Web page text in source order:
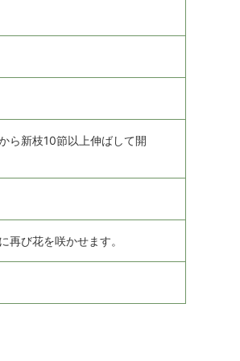
ら新枝10節以上伸ばして開
び花を咲かせます。